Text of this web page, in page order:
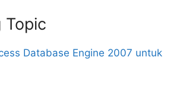
Topic
Database Engine 2007 untuk